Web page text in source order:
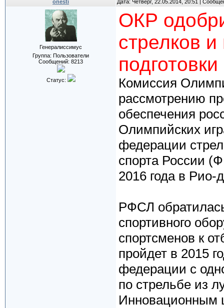
onesti Дата: Четверг, 22.05.2014, 20:51 |
Генералиссимус
Группа: Пользователи
Сообщений: 8213
Статус:
ОКР
стрелков
Комиссия
рассмотрению
обеспечения
Олимпийских
федерации
спорта России
2016 года в
РФСЛ
спортивного
спортсменов к
пройдет в 2015
федерации с
по стрельбе из
Инновационным